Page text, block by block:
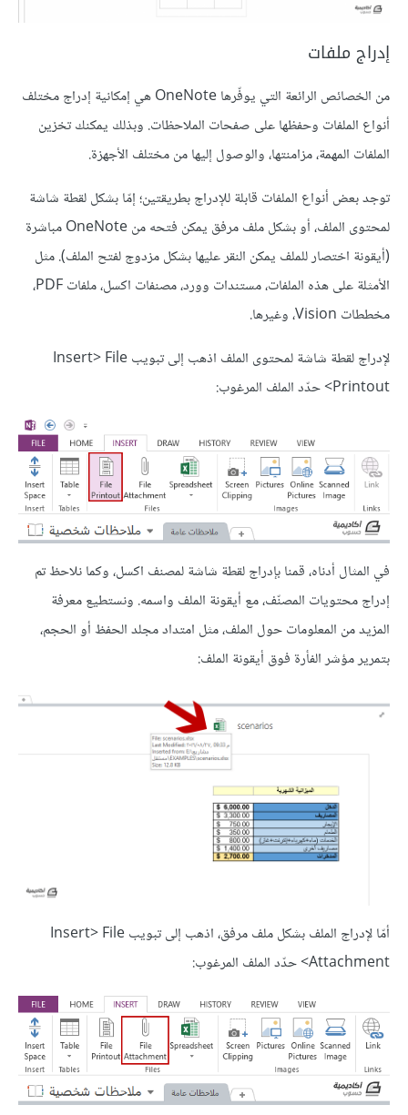
إدراج ملفات
من الخصائص الرائعة التي يوفّرها OneNote هي إمكانية إدراج مختلف
أنواع الملفات وحفظها على صفحات الملاحظات. وبذلك يمكنك تخزين
الملفات المهمة، مزامنتها، والوصول إليها من مختلف الأجهزة.
توجد بعض أنواع الملفات قابلة للإدراج بطريقتين؛ إمّا بشكل لقطة شاشة
لمحتوى الملف، أو بشكل ملف مرفق يمكن فتحه من OneNote مباشرة
(أيقونة اختصار للملف يمكن النقر عليها بشكل مزدوج لفتح الملف). مثل
الأمثلة على هذه الملفات، مستندات وورد، مصنفات اكسل، ملفات PDF،
مخططات Vision، وغيرها.
لإدراج لقطة شاشة لمحتوى الملف اذهب إلى تبويب Insert> File
Printout> حدّد الملف المرغوب:
في المثال أدناه، قمنا بإدراج لقطة شاشة لمصنف اكسل، وكما نلاحظ تم
إدراج محتويات المصنّف، مع أيقونة الملف واسمه. ونستطيع معرفة
المزيد من المعلومات حول الملف، مثل امتداد مجلد الحفظ أو الحجم،
بتمرير مؤشر الفأرة فوق أيقونة الملف:
أمّا لإدراج الملف بشكل ملف مرفق، اذهب إلى تبويب Insert> File
Attachment> حدّد الملف المرغوب: